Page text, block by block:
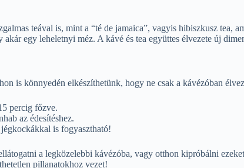
teával is, mint a “té de jamaica”, vagyis hibiszkusz tea,
egy leheletnyi méz. A kávé és tea együttes élvezete új
is könnyedén elkészíthetünk, hogy ne csak a kávézóban
percig főzve.
az édesítéshez.
is fogyasztható!
a legközelebbi kávézóba, vagy otthon kipróbálni
pillanatokhoz vezet!